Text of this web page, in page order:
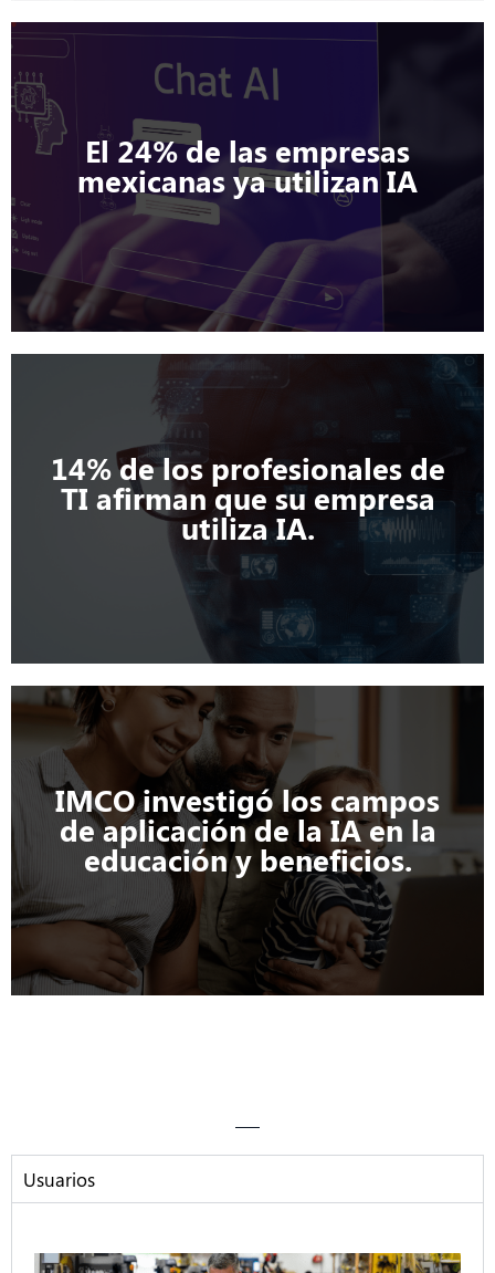
El 24% de las empresas
mexicanas ya utilizan IA
14% de los profesionales de
TI afirman que su empresa
utiliza IA.
IMCO investigó los campos
de aplicación de la IA en la
educación y beneficios.
Usuarios